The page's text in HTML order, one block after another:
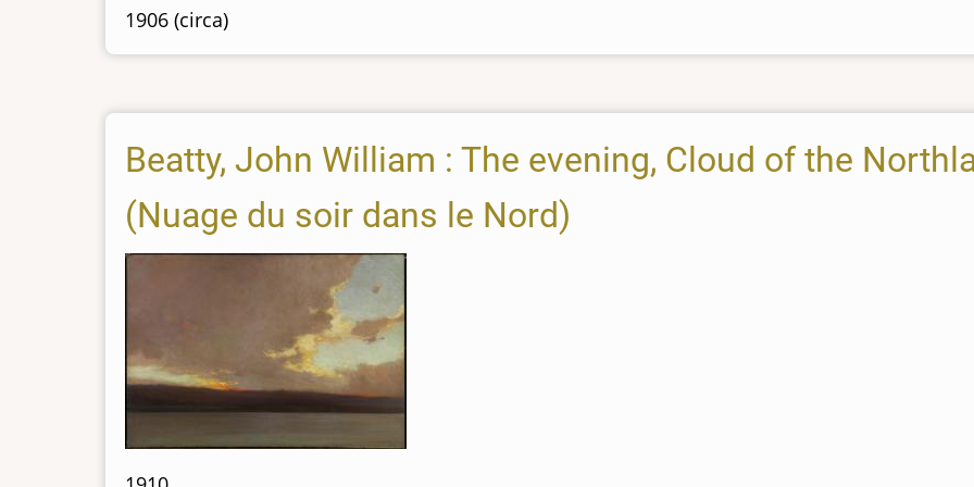
1906 (circa)
Beatty, John William : The evening, Cloud of the
(Nuage du soir dans le Nord)